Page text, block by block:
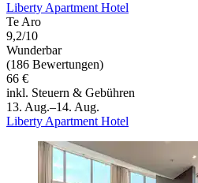
Liberty Apartment Hotel
Te Aro
9,2/10
Wunderbar
(186 Bewertungen)
66 €
inkl. Steuern & Gebühren
13. Aug.–14. Aug.
Liberty Apartment Hotel